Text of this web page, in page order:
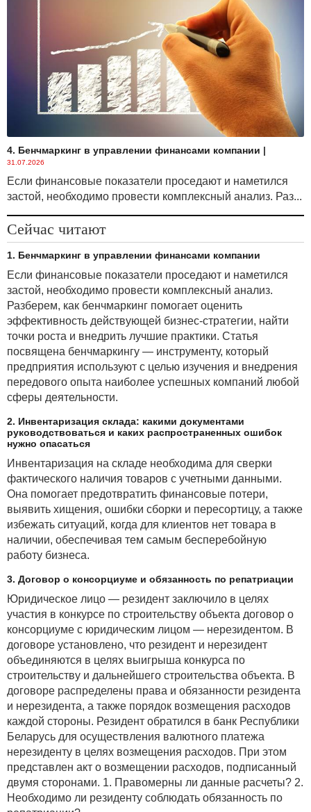
4. Бенчмаркинг в управлении финансами компании |
31.07.2026
Если финансовые показатели проседают и наметился
застой, необходимо провести комплексный анализ. Раз...
Сейчас читают
1. Бенчмаркинг в управлении финансами компании
Если финансовые показатели проседают и наметился
застой, необходимо провести комплексный анализ.
Разберем, как бенчмаркинг помогает оценить
эффективность действующей бизнес-стратегии, найти
точки роста и внедрить лучшие практики. Статья
посвящена бенчмаркингу — инструменту, который
предприятия используют с целью изучения и внедрения
передового опыта наиболее успешных компаний любой
сферы деятельности.
2. Инвентаризация склада: какими документами
руководствоваться и каких распространенных ошибок
нужно опасаться
Инвентаризация на складе необходима для сверки
фактического наличия товаров с учетными данными.
Она помогает предотвратить финансовые потери,
выявить хищения, ошибки сборки и пересортицу, а также
избежать ситуаций, когда для клиентов нет товара в
наличии, обеспечивая тем самым бесперебойную
работу бизнеса.
3. Договор о консорциуме и обязанность по репатриации
Юридическое лицо — резидент заключило в целях
участия в конкурсе по строительству объекта договор о
консорциуме с юридическим лицом — нерезидентом. В
договоре установлено, что резидент и нерезидент
объединяются в целях выигрыша конкурса по
строительству и дальнейшего строительства объекта. В
договоре распределены права и обязанности резидента
и нерезидента, а также порядок возмещения расходов
каждой стороны. Резидент обратился в банк Республики
Беларусь для осуществления валютного платежа
нерезиденту в целях возмещения расходов. При этом
представлен акт о возмещении расходов, подписанный
двумя сторонами. 1. Правомерны ли данные расчеты? 2.
Необходимо ли резиденту соблюдать обязанность по